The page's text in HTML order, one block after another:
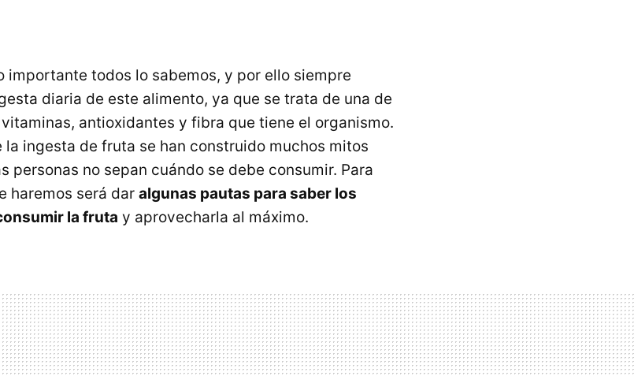
importante todos lo sabemos, y por ello siempre
diaria de este alimento, ya que se trata de una de
antioxidantes y fibra que tiene el organismo.
ingesta de fruta se han construido muchos mitos
personas no sepan cuándo se debe consumir. Para
haremos será dar algunas pautas para saber los
la fruta y aprovecharla al máximo.